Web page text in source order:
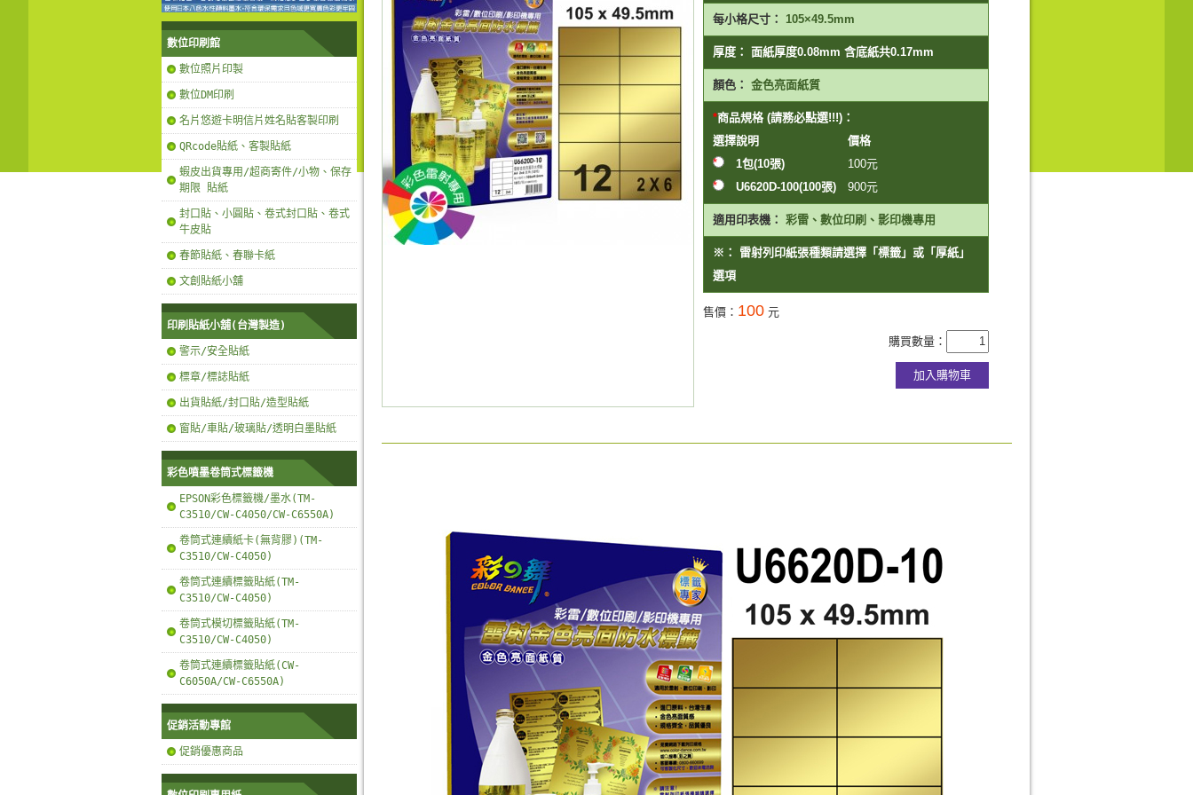
數位印刷館
數位照片印製
數位DM印刷
名片悠遊卡明信片姓名貼客製印刷
QRcode貼紙、客製貼紙
蝦皮出貨專用/超商寄件/小物、保存
期限 貼紙
封口貼、小圓貼、卷式封口貼、卷式
牛皮貼
春節貼紙、春聯卡紙
文創貼紙小舖
印刷貼紙小舖(台灣製造)
警示/安全貼紙
標章/標誌貼紙
出貨貼紙/封口貼/造型貼紙
窗貼/車貼/玻璃貼/透明白墨貼紙
彩色噴墨卷筒式標籤機
EPSON彩色標籤機/墨水(TM-
C3510/CW-C4050/CW-C6550A)
卷筒式連續紙卡(無背膠)(TM-
C3510/CW-C4050)
卷筒式連續標籤貼紙(TM-
C3510/CW-C4050)
卷筒式模切標籤貼紙(TM-
C3510/CW-C4050)
卷筒式連續標籤貼紙(CW-
C6050A/CW-C6550A)
促銷活動專館
促銷優惠商品
每小格尺寸： 105×49.5mm
厚度： 面紙厚度0.08mm 含底紙共0.17mm
顏色： 金色亮面紙質
商品規格 (請務必點選!!!)：
選擇說明
價格
1包(10張)
100元
U6620D-100(100張) 900元
適用印表機： 彩雷、數位印刷、影印機專用
※：
雷射列印紙張種類請選擇「標籤」或「厚紙」
選項
售價： 100 元
購買數量：